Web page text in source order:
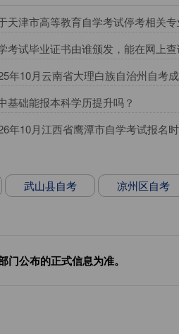
天津市高等教育自学考试停考相关
考试毕业证书由谁颁发，能在网上查
年10月云南省大理白族自治州自考
基础能报本科学历提升吗？
年10月江西省鹰潭市自学考试报名
武山县自考 凉州区自考
公布的正式信息为准。